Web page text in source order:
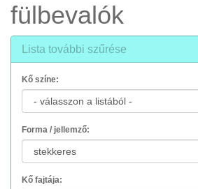
fülbevalók
Lista további szűrése
Kő színe:
Forma / jellemző:
Kő fajtája: